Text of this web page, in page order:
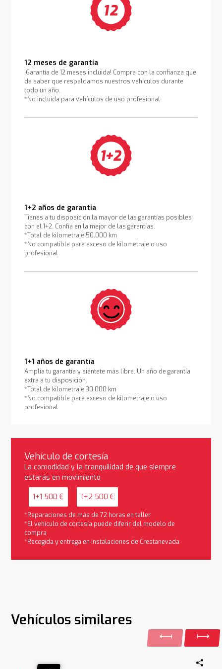
12 meses de garantía
¡Garantía de 12 meses incluida! Compra con la confianza que
da saber que respaldamos nuestros vehículos durante
todo un año.
*No incluida para vehículos de uso profesional
1+2 años de garantía
Tienes a tu disposición la mayor de las garantías posibles
con el 1+2. Confía en la mejor de las garantías.
*Total de kilometraje 50.000 km
*No compatible para exceso de kilometraje o uso
profesional
1+1 años de garantía
Amplía tu garantía y siéntete más libre. Un año de garantía
extra a tu disposición.
*Total de kilometraje 30.000 km
*No compatible para exceso de kilometraje o uso
profesional
Vehículo de cortesía
La comodidad y la tranquilidad de que siempre
estarás en movimiento
1+1 500 € 1+2 500 €
*Reparaciones de más de 72 horas en taller
*El vehículo de cortesía puede diferir del modelo de
compra
*Recogida y entrega en instalaciones de Crestanevada
Vehículos similares